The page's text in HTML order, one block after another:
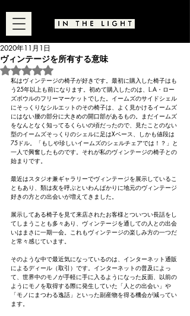
ヴィンテージを所有する意味
2020年11月1日
5つ星のうちNaNと評価されています。
私はヴィンテージの椅子が好きです。最初に購入した椅子はも
う25年以上も前になります。初めて購入したのは、L.A・ロー
ズボウルのフリーマーケットでした。イームズのサイドシェル
にそっくりなシルエットのその椅子は、よく見かけるイームズ
にはない腰の部分に大きめの開口部があるもの。まだイームズ
をなんとなく知ってるくらいの頃だったので、見たことのない
型のイームズそっくりのシェルに足はXベース、しかも値段は
75ドル。「もしや珍しいイームズのシェルチェアでは！？」と
一人で興奮したものです。それが私のヴィンテージの椅子との
始まりです。
最近はスタジオ兼ギャラリーでヴィンテージを展示しているこ
ともあり、類は友を呼ぶといわんばかりに地元のヴィンテージ
好きの方との出会いが増えてきました。
展示してある椅子を見て来店されたお客様とついつい長話をし
てしまうことも多々あり、ヴィンテージを通しての人との出会
いはまさに一期一会。これもヴィンテージの楽しみ方の一つだ
と常々感じています。
そのような中で最近気になっているのは、インターネット通販
によるディール（取引）です。インターネットの普及によっ
て、世界中のモノが手軽に手に入るようになった反面、以前の
ようにモノを取得する際に発生していた「人との出会い」や
「モノにまつわる逸話」といった副産物を得る機会が減ってい
ます。